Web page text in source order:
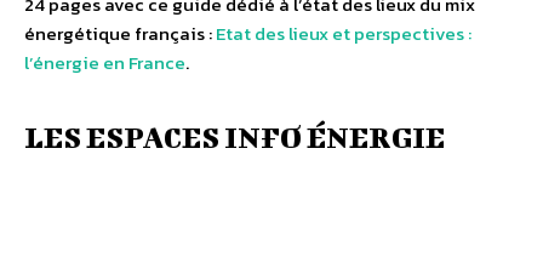
énergétique français :Etat des lieux et perspectives :
l’énergie en France.
LES ESPACES INFO ÉNERGIE